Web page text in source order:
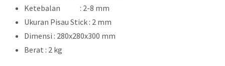
Ketebalan : 2-8 mm
Ukuran Pisau Stick : 2 mm
Dimensi : 280x280x300 mm
Berat : 2 kg